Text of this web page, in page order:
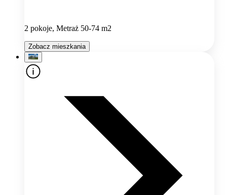
2 pokoje, Metraż 50-74 m2
Zobacz mieszkania